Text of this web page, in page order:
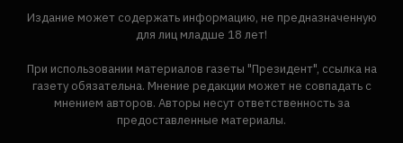
Издание может содержать информацию, не предназначенную
для лиц младше 18 лет!
При использовании материалов газеты "Президент", ссылка на
газету обязательна. Мнение редакции может не совпадать с
мнением авторов. Авторы несут ответственность за
предоставленные материалы.